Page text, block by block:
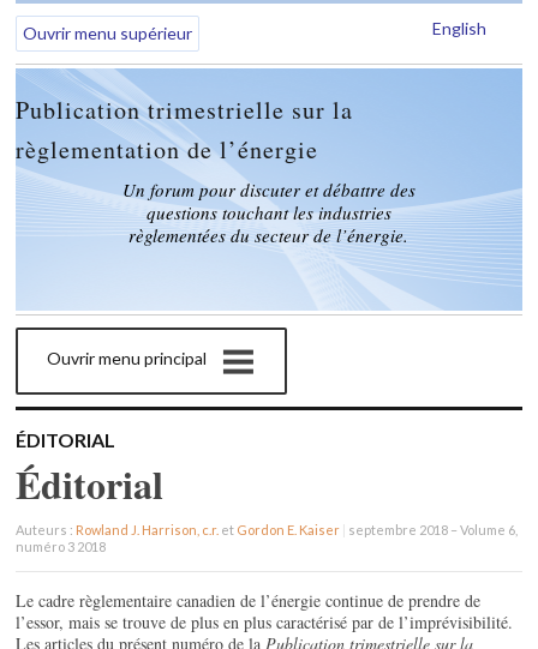
English
Ouvrir menu supérieur
Publication trimestrielle sur la
règlementation de l’énergie
Un forum pour discuter et débattre des
questions touchant les industries
règlementées du secteur de l’énergie.
Ouvrir menu principal
ÉDITORIAL
Éditorial
Auteurs : Rowland J. Harrison, c.r. et Gordon E. Kaiser | septembre 2018 – Volume 6,
numéro 3 2018
Le cadre règlementaire canadien de l’énergie continue de prendre de
l’essor, mais se trouve de plus en plus caractérisé par de l’imprévisibilité.
Les articles du présent numéro de la Publication trimestrielle sur la